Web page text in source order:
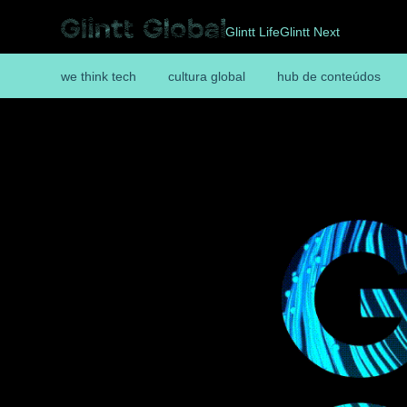
Glintt LifeGlintt Next
we think tech cultura global hub de conteúdos